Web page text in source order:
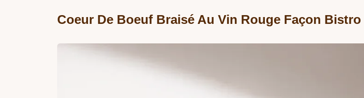
Coeur De Boeuf Braisé Au Vin Rouge Façon Bistro